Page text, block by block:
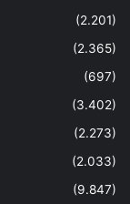
(2.201)
(2.365)
(697)
(3.402)
(2.273)
(2.033)
(9.847)